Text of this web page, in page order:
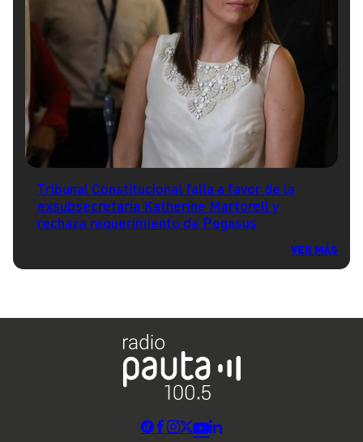
Tribunal Constitucional falla a favor de la
exsubsecretaria Katherine Martorell y
rechaza requerimiento de Pegasus
VER MÁS